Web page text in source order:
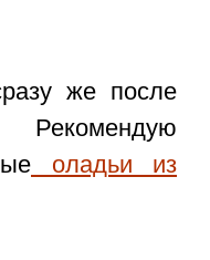
же после
оладьи из